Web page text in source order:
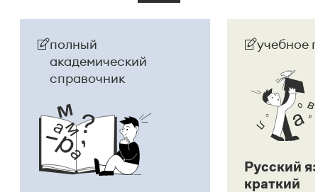
полный
академический
справочник
учебное
Русский
краткий